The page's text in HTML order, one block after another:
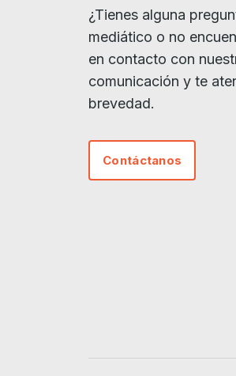
¿Tienes alguna
mediático o no
en contacto con
comunicación y te
brevedad.
Contáctanos